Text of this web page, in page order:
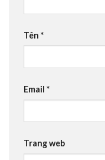
Tên *
Email *
Trang web